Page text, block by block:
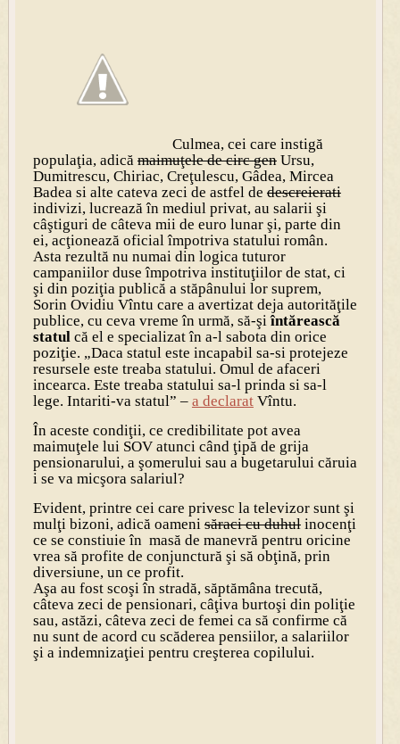
Culmea, cei care instigă
populaţia, adică maimuţele de circ genUrsu,
Dumitrescu, Chiriac, Creţulescu, Gâdea, Mircea
Badea si alte cateva zeci de astfel de descreierati
indivizi, lucrează în mediul privat, au salarii şi
câştiguri de câteva mii de euro lunar şi, parte din
ei, acţionează oficial împotriva statului român.
Asta rezultă nu numai din logica tuturor
campaniilor duse împotriva instituţiilor de stat, ci
şi din poziţia publică a stăpânului lor suprem,
Sorin Ovidiu Vîntu care a avertizat deja autorităţile
publice, cu ceva vreme în urmă, să-şiîntărească
statulcă el e specializat în a-l sabota din orice
poziţie. „Daca statul este incapabil sa-si protejeze
resursele este treaba statului. Omul de afaceri
incearca. Este treaba statului sa-l prinda si sa-l
lege. Intariti-va statul” – a declaratVîntu.
În aceste condiţii, ce credibilitate pot avea
maimuţele lui SOV atunci când ţipă de grija
pensionarului, a şomerului sau a bugetarului căruia
i se va micşora salariul?
Evident, printre cei care privesc la televizor sunt şi
mulţi bizoni, adică oameni săraci cu duhulinocenţi
ce se constiuie în masă de manevră pentru oricine
vrea să profite de conjunctură şi să obţină, prin
diversiune, un ce profit.
Aşa au fost scoşi în stradă, săptămâna trecută,
câteva zeci de pensionari, câţiva burtoşi din poliţie
sau, astăzi, câteva zeci de femei ca să confirme că
nu sunt de acord cu scăderea pensiilor, a salariilor
şi a indemnizaţiei pentru creşterea copilului.